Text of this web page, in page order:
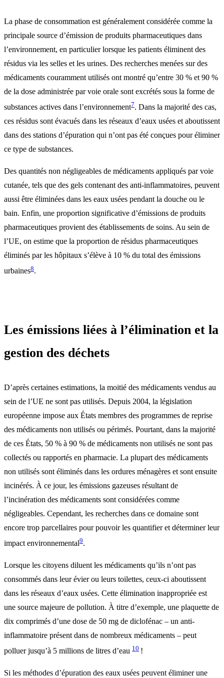
La phase de consommation est généralement considérée comme la
principale source d’émission de produits pharmaceutiques dans
l’environnement, en particulier lorsque les patients éliminent des
résidus via les selles et les urines. Des recherches menées sur des
médicaments couramment utilisés ont montré qu’entre 30 % et 90 %
de la dose administrée par voie orale sont excrétés sous la forme de
substances actives dans l’environnement7. Dans la majorité des cas,
ces résidus sont évacués dans les réseaux d’eaux usées et aboutissent
dans des stations d’épuration qui n’ont pas été conçues pour éliminer
ce type de substances.
Des quantités non négligeables de médicaments appliqués par voie
cutanée, tels que des gels contenant des anti-inflammatoires, peuvent
aussi être éliminées dans les eaux usées pendant la douche ou le
bain. Enfin, une proportion significative d’émissions de produits
pharmaceutiques provient des établissements de soins. Au sein de
l’UE, on estime que la proportion de résidus pharmaceutiques
éliminés par les hôpitaux s’élève à 10 % du total des émissions
urbaines8.
Les émissions liées à l’élimination et la
gestion des déchets
D’après certaines estimations, la moitié des médicaments vendus au
sein de l’UE ne sont pas utilisés. Depuis 2004, la législation
européenne impose aux États membres des programmes de reprise
des médicaments non utilisés ou périmés. Pourtant, dans la majorité
de ces États, 50 % à 90 % de médicaments non utilisés ne sont pas
collectés ou rapportés en pharmacie. La plupart des médicaments
non utilisés sont éliminés dans les ordures ménagères et sont ensuite
incinérés. À ce jour, les émissions gazeuses résultant de
l’incinération des médicaments sont considérées comme
négligeables. Cependant, les recherches dans ce domaine sont
encore trop parcellaires pour pouvoir les quantifier et déterminer leur
impact environnemental9.
Lorsque les citoyens diluent les médicaments qu’ils n’ont pas
consommés dans leur évier ou leurs toilettes, ceux-ci aboutissent
dans les réseaux d’eaux usées. Cette élimination inappropriée est
une source majeure de pollution. À titre d’exemple, une plaquette de
dix comprimés d’une dose de 50 mg de diclofénac – un anti-
inflammatoire présent dans de nombreux médicaments – peut
polluer jusqu’à 5 millions de litres d’eau 10 !
Si les méthodes d’épuration des eaux usées peuvent éliminer une